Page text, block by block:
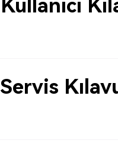
Kullanıcı
Servis